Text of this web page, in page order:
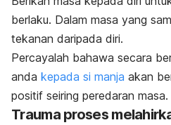
berlaku. Dalam masa yang
tekanan daripada diri.
Percayalah bahawa secara
anda kepada si manja akan
positif seiring peredaran masa.
Trauma proses